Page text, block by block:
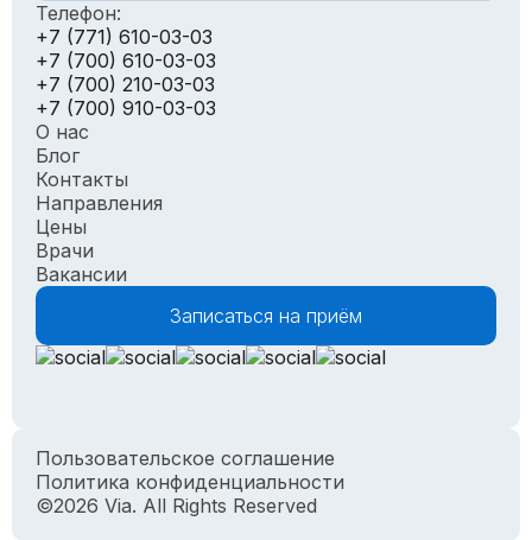
Телефон:
+7 (771) 610-03-03
+7 (700) 610-03-03
+7 (700) 210-03-03
+7 (700) 910-03-03
О нас
Блог
Контакты
Направления
Цены
Врачи
Вакансии
Записаться на приём
Пользовательское соглашение
Политика конфиденциальности
©2026 Via. All Rights Reserved